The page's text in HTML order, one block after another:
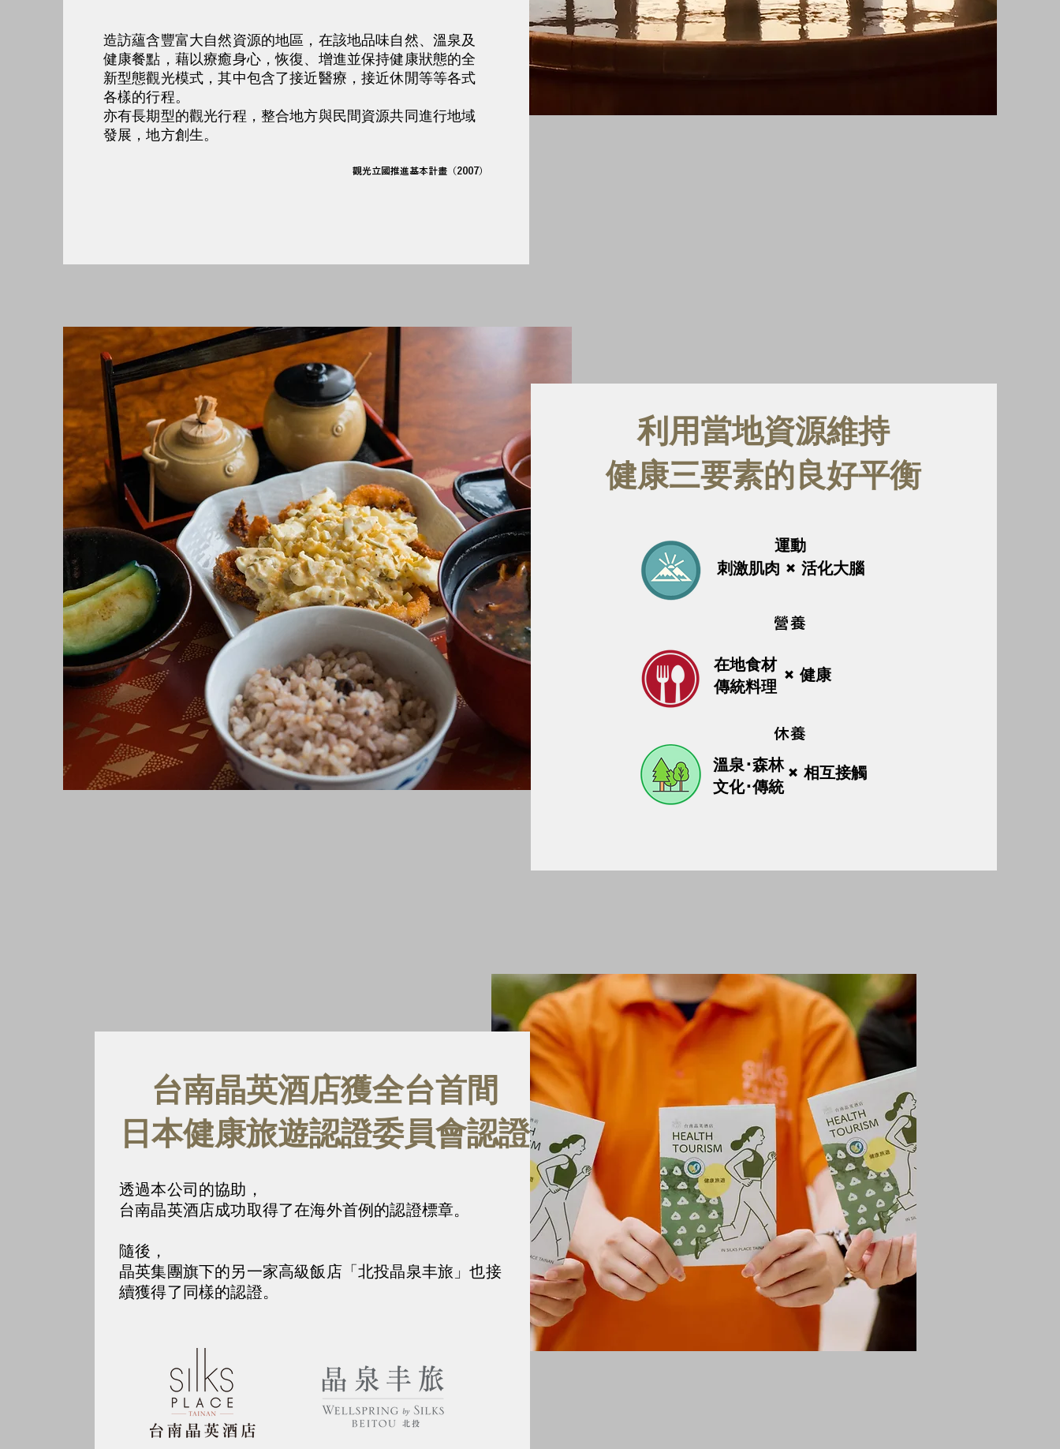
造訪蘊含豐富大自然資源的地區，在該地品味自然、溫泉及
健康餐點，藉以療癒身心，恢復、增進並保持健康狀態的全
新型態觀光模式，其中包含了接近醫療，接近休閒等等各式
各樣的行程。
亦有⾧期型的觀光行程，整合地方與民間資源共同進行地域
發展，地方創生。
觀光立國推進基本計畫（2007）
利用當地資源維持
健康三要素的良好平衡
運動
刺激肌肉 × 活化大腦
營養
× 健康
在地食材
傳統料理
休養
溫泉･森林
文化･傳統
× 相互接觸
台南晶英酒店獲全台首間
日本健康旅遊認證委員會認證
透過本公司的協助，
台南晶英酒店成功取得了在海外首例的認證標章。
隨後，
晶英集團旗下的另一家高級飯店「北投晶泉丰旅」也接
續獲得了同樣的認證。